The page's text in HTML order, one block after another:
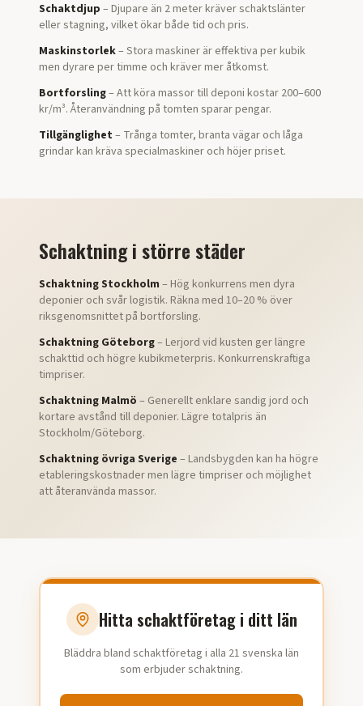
Schaktdjup – Djupare än 2 meter kräver schaktslänter
eller stagning, vilket ökar både tid och pris.
Maskinstorlek– Stora maskiner är effektiva per kubik
men dyrare per timme och kräver mer åtkomst.
Bortforsling– Att köra massor till deponi kostar 200–600
kr/m³. Återanvändning på tomten sparar pengar.
Tillgänglighet – Trånga tomter, branta vägar och låga
grindar kan kräva specialmaskiner och höjer priset.
Schaktning i större städer
Schaktning Stockholm – Hög konkurrens men dyra
deponier och svår logistik. Räkna med 10–20 % över
riksgenomsnittet på bortforsling.
Schaktning Göteborg– Lerjord vid kusten ger längre
schakttid och högre kubikmeterpris. Konkurrenskraftiga
timpriser.
Schaktning Malmö – Generellt enklare sandig jord och
kortare avstånd till deponier. Lägre totalpris än
Stockholm/Göteborg.
Schaktning övriga Sverige – Landsbygden kan ha högre
etableringskostnader men lägre timpriser och möjlighet
att återanvända massor.
Hitta schaktföretag i ditt län
Bläddra bland schaktföretag i alla 21 svenska län
som erbjuder schaktning.